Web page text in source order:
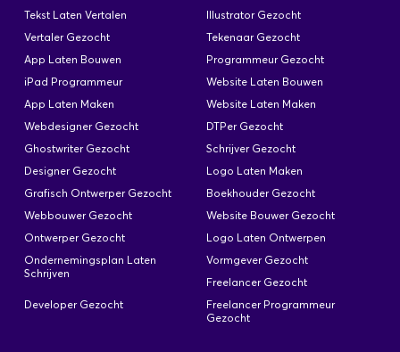
Heb je een soortgelijke klus?
Plaats een opdracht
Tekst Laten Vertalen
Illustrator Gezocht
Vertaler Gezocht
Tekenaar Gezocht
App Laten Bouwen
Programmeur Gezocht
iPad Programmeur
Website Laten Bouwen
App Laten Maken
Website Laten Maken
Webdesigner Gezocht
DTPer Gezocht
Ghostwriter Gezocht
Schrijver Gezocht
Designer Gezocht
Logo Laten Maken
Grafisch Ontwerper Gezocht
Boekhouder Gezocht
Webbouwer Gezocht
Website Bouwer Gezocht
Ontwerper Gezocht
Logo Laten Ontwerpen
Ondernemingsplan Laten
Schrijven
Vormgever Gezocht
Freelancer Gezocht
Developer Gezocht
Freelancer Programmeur
Gezocht